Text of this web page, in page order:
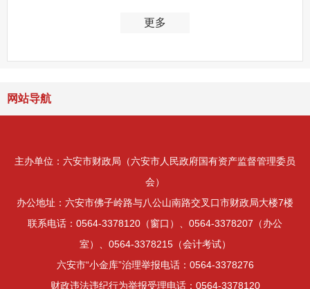
更多
网站导航
主办单位：六安市财政局（六安市人民政府国有资产监督管理委员
会）
办公地址：六安市佛子岭路与八公山南路交叉口市财政局大楼7楼
联系电话：0564-3378120（窗口）、0564-3378207（办公
室）、0564-3378215（会计考试）
六安市“小金库”治理举报电话：0564-3378276
财政违法违纪行为举报受理电话：0564-3378120